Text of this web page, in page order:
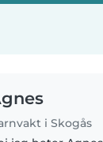
i Skogås